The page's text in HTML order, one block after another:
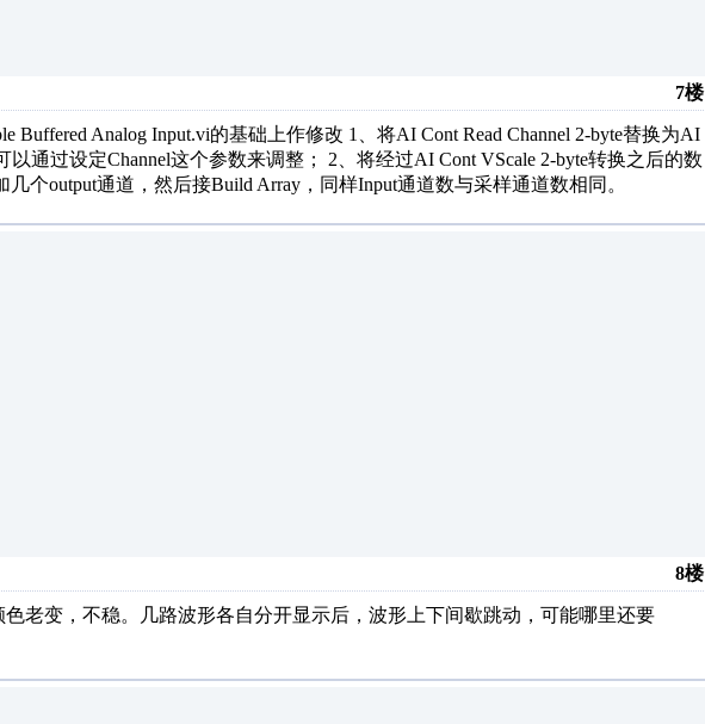
7楼
Buffered Analog Input.vi的基础上作修改 1、将AI Cont Read Channel 2-byte替换为AI
以通过设定Channel这个参数来调整； 2、将经过AI Cont VScale 2-byte转换之后的数
个output通道，然后接Build Array，同样Input通道数与采样通道数相同。
8楼
老变，不稳。几路波形各自分开显示后，波形上下间歇跳动，可能哪里还要